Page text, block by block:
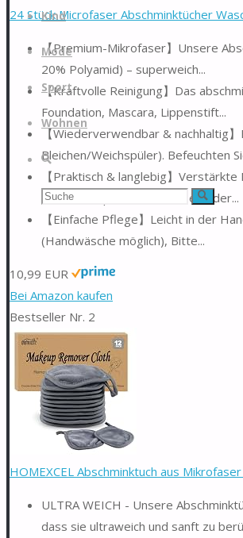
Kind
Mode
Sport
Wohnen
Suche
Suchen
nach:
Suche
24 Stück Microfaser Abschminktücher
【Premium-Mikrofaser】Unsere
20% Polyamid) – superweich...
【Kraftvolle Reinigung】Das
Foundation, Mascara, Lippenstift...
【Wiederverwendbar & nachhaltig
Bleichen/Weichspüler). Befeuchten
【Praktisch & langlebig】
faltbar und perfekt für Reisen oder...
【Einfache Pflege】Leicht in der
(Handwäsche möglich), Bitte...
10,99 EUR
Bei Amazon kaufen
Bestseller Nr. 2
HOMEXCEL Abschminktuch aus
ULTRA WEICH - Unsere
dass sie ultraweich und sanft zu